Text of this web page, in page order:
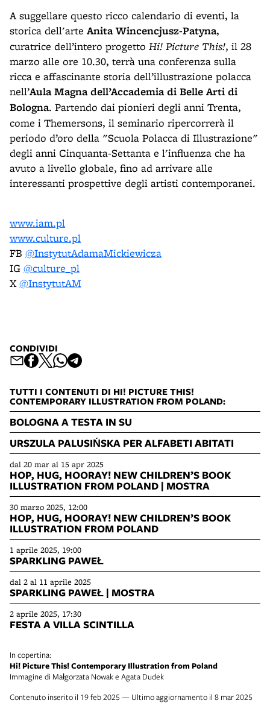
A suggellare questo ricco calendario di eventi, la
storica dell'arte Anita Wincencjusz-Patyna,
curatrice dell’intero progetto Hi! Picture This!, il 28
marzo alle ore 10.30, terrà una conferenza sulla
ricca e affascinante storia dell’illustrazione polacca
nell’Aula Magna dell’Accademia di Belle Arti di
Bologna. Partendo dai pionieri degli anni Trenta,
come i Themersons, il seminario ripercorrerà il
periodo d’oro della "Scuola Polacca di Illustrazione"
degli anni Cinquanta-Settanta e l'influenza che ha
avuto a livello globale, fino ad arrivare alle
interessanti prospettive degli artisti contemporanei.
www.iam.pl
www.culture.pl
FB @InstytutAdamaMickiewicza
IG @culture_pl
X@InstytutAM
CONDIVIDI
TUTTI I CONTENUTI DI HI! PICTURE THIS!
CONTEMPORARY ILLUSTRATION FROM POLAND:
BOLOGNA A TESTA IN SU
URSZULA PALUSIŃSKA PER ALFABETI ABITATI
dal 20 mar al 15 apr 2025
HOP, HUG, HOORAY! NEW CHILDREN’S BOOK
ILLUSTRATION FROM POLAND | MOSTRA
30 marzo 2025, 12:00
HOP, HUG, HOORAY! NEW CHILDREN’S BOOK
ILLUSTRATION FROM POLAND
1 aprile 2025, 19:00
SPARKLING PAWEŁ
dal 2 al 11 aprile 2025
SPARKLING PAWEŁ | MOSTRA
2 aprile 2025, 17:30
FESTA A VILLA SCINTILLA
In copertina:
Hi! Picture This! Contemporary Illustration from Poland
Immagine di Małgorzata Nowak e Agata Dudek
Contenuto inserito il 19 feb 2025 — Ultimo aggiornamento il 8 mar 2025